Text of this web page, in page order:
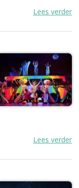
Lees verder
Lees verder